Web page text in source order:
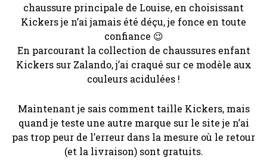
chaussure principale de Louise, en choisissant
Kickers je n’ai jamais été déçu, je fonce en toute
confiance 😉
En parcourant la collection de chaussures enfant
Kickers sur Zalando, j’ai craqué sur ce modèle aux
couleurs acidulées !
Maintenant je sais comment taille Kickers, mais
quand je teste une autre marque sur le site je n’ai
pas trop peur de l’erreur dans la mesure où le retour
(et la livraison) sont gratuits.